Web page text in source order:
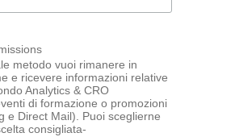
metodo vuoi rimanere in
e ricevere informazioni relative
Analytics & CRO
di formazione o promozioni
e Direct Mail). Puoi sceglierne
consigliata-